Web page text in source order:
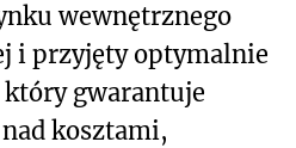
wewnętrznego
i przyjęty optymalnie
gwarantuje
kosztami,